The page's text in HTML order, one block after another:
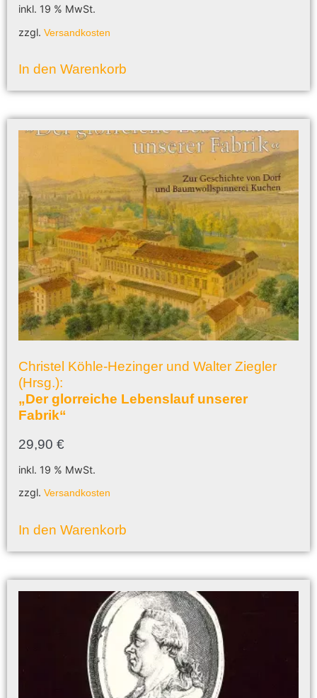
inkl. 19 % MwSt.
zzgl. Versandkosten
In den Warenkorb
Christel Köhle-Hezinger und Walter Ziegler
(Hrsg.):
„Der glorreiche Lebenslauf unserer
Fabrik“
29,90 €
inkl. 19 % MwSt.
zzgl. Versandkosten
In den Warenkorb